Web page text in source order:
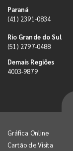
Paraná
(41) 2391-0834
Rio Grande do Sul
(51) 2797-0488
Demais Regiões
4003-9879
Gráfica Online
Cartão de Visita